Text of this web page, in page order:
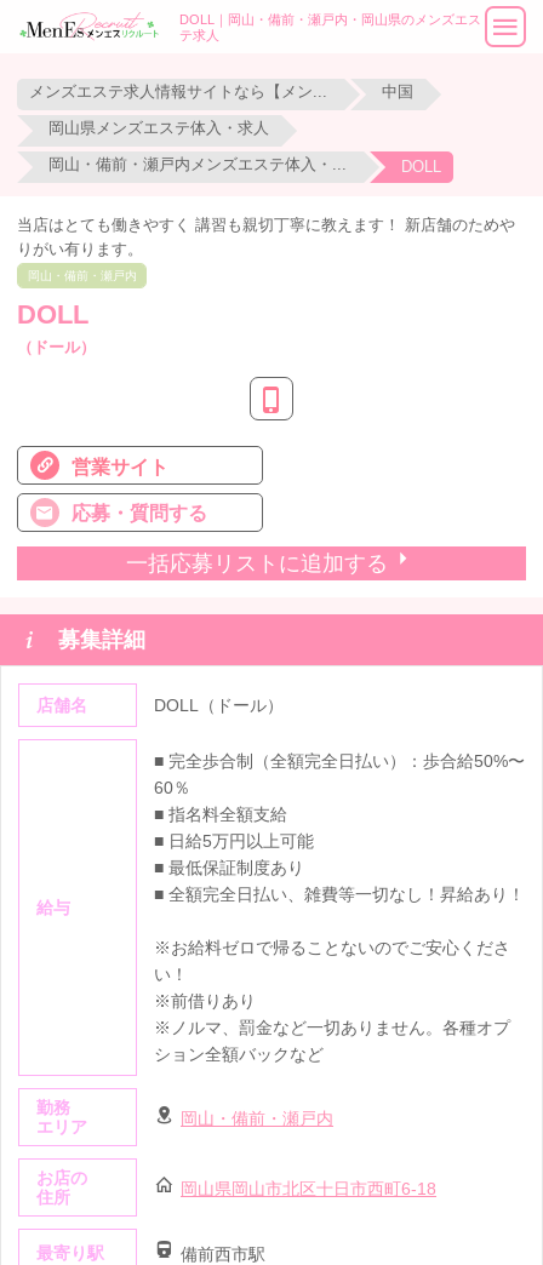
DOLL｜岡山・備前・瀬戸内・岡山県のメンズエス
テ求人
中国
岡山県メンズエステ体入・求人
DOLL
当店はとても働きやすく 講習も親切丁寧に教えます！ 新店舗のためや
りがい有ります。
岡山・備前・瀬戸内
DOLL
（ドール）
営業サイト
応募・質問する
一括応募リストに追加する
 募集詳細
店舗名 DOLL（ドール）
給与
■ 完全歩合制（全額完全日払い）：歩合給50%〜
60％
■ 指名料全額支給
■ 日給5万円以上可能
■ 最低保証制度あり
■ 全額完全日払い、雑費等一切なし！昇給あり！
​​※お給料ゼロで帰ることないのでご安心くださ
い！
​※前借りあり
※ノルマ、罰金など一切ありません。各種オプ
ション全額バックなど
勤務
エリア
岡山・備前・瀬戸内
お店の
住所
岡山県岡山市北区十日市西町6-18
最寄り駅 備前西市駅